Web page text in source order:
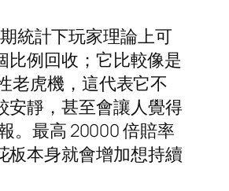
統計下玩家理論上可
比例回收；它比較像是
老虎機，這代表它不
安靜，甚至會讓人覺得
。最高 20000 倍賠率
板本身就會增加想持續